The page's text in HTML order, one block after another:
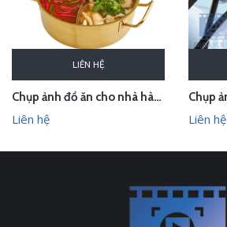
LIÊN HỆ
Chụp ảnh đồ ăn cho nhà hàng Lẩu gà uyên ương
Liên hệ Liên hệ